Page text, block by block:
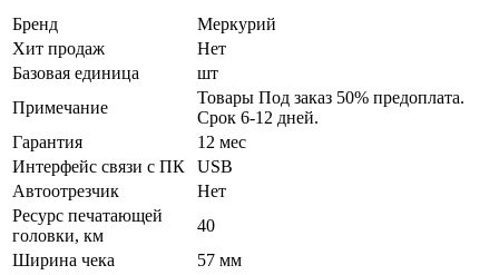
Бренд
Меркурий
Хит продаж
Нет
Базовая единица
шт
Примечание
Товары Под заказ 50% предоплата.
Срок 6-12 дней.
Гарантия
12 мес
Интерфейс связи с ПК
USB
Автоотрезчик
Нет
Ресурс печатающей
головки, км
40
Ширина чека
57 мм